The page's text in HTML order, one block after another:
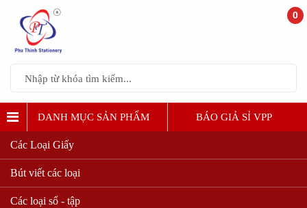
DANH MỤC SẢN PHẨM BÁO GIẢ SỈ VPP
Các Loại Giấy
Bút viết các loại
Các loại sổ - tập
0